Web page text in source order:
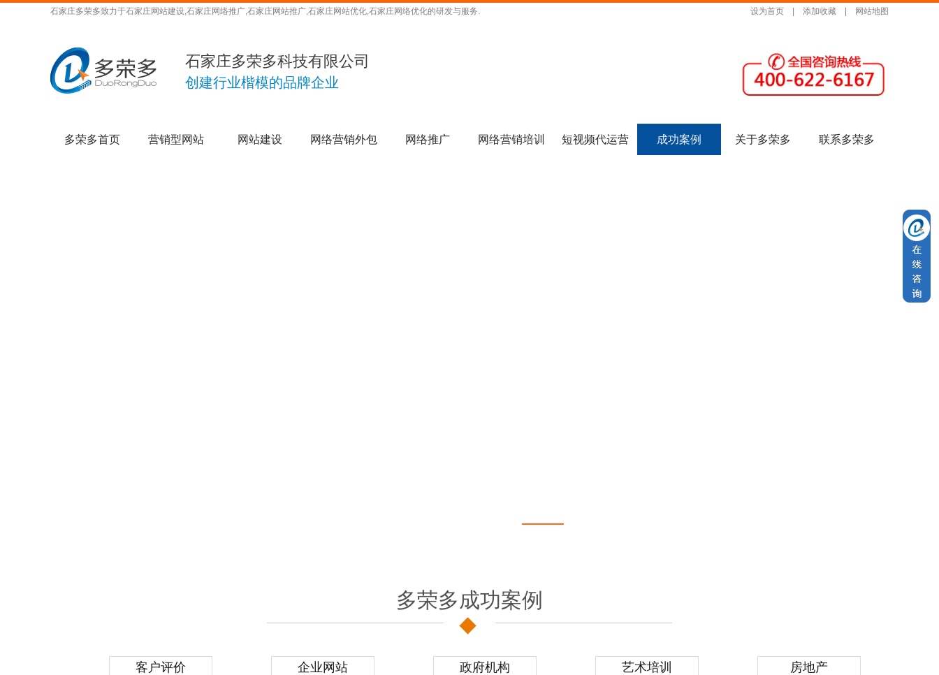
石家庄多荣多致力于石家庄网站建设,石家庄网络推广,石家庄网站推广,石家庄网站优化,石家庄网络优化的研发与服务. 设为首页 添加收藏 网站地图
石家庄多荣多科技有限公司
创建行业楷模的品牌企业
多荣多首页 营销型网站 网站建设 网络营销外包 网络推广 网络营销培训 短视频代运营 成功案例 关于多荣多 联系多荣多
多荣多成功案例
客户评价 企业网站 政府机构 艺术培训 房地产